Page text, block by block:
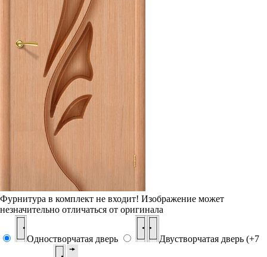
Фурнитура в комплект не входит! Изображение может
незначительно отличаться от оригинала
Одностворчатая дверь Двустворчатая дверь (+7